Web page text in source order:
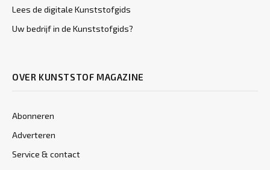
Lees de digitale Kunststofgids
Uw bedrijf in de Kunststofgids?
OVER KUNSTSTOF MAGAZINE
Abonneren
Adverteren
Service & contact